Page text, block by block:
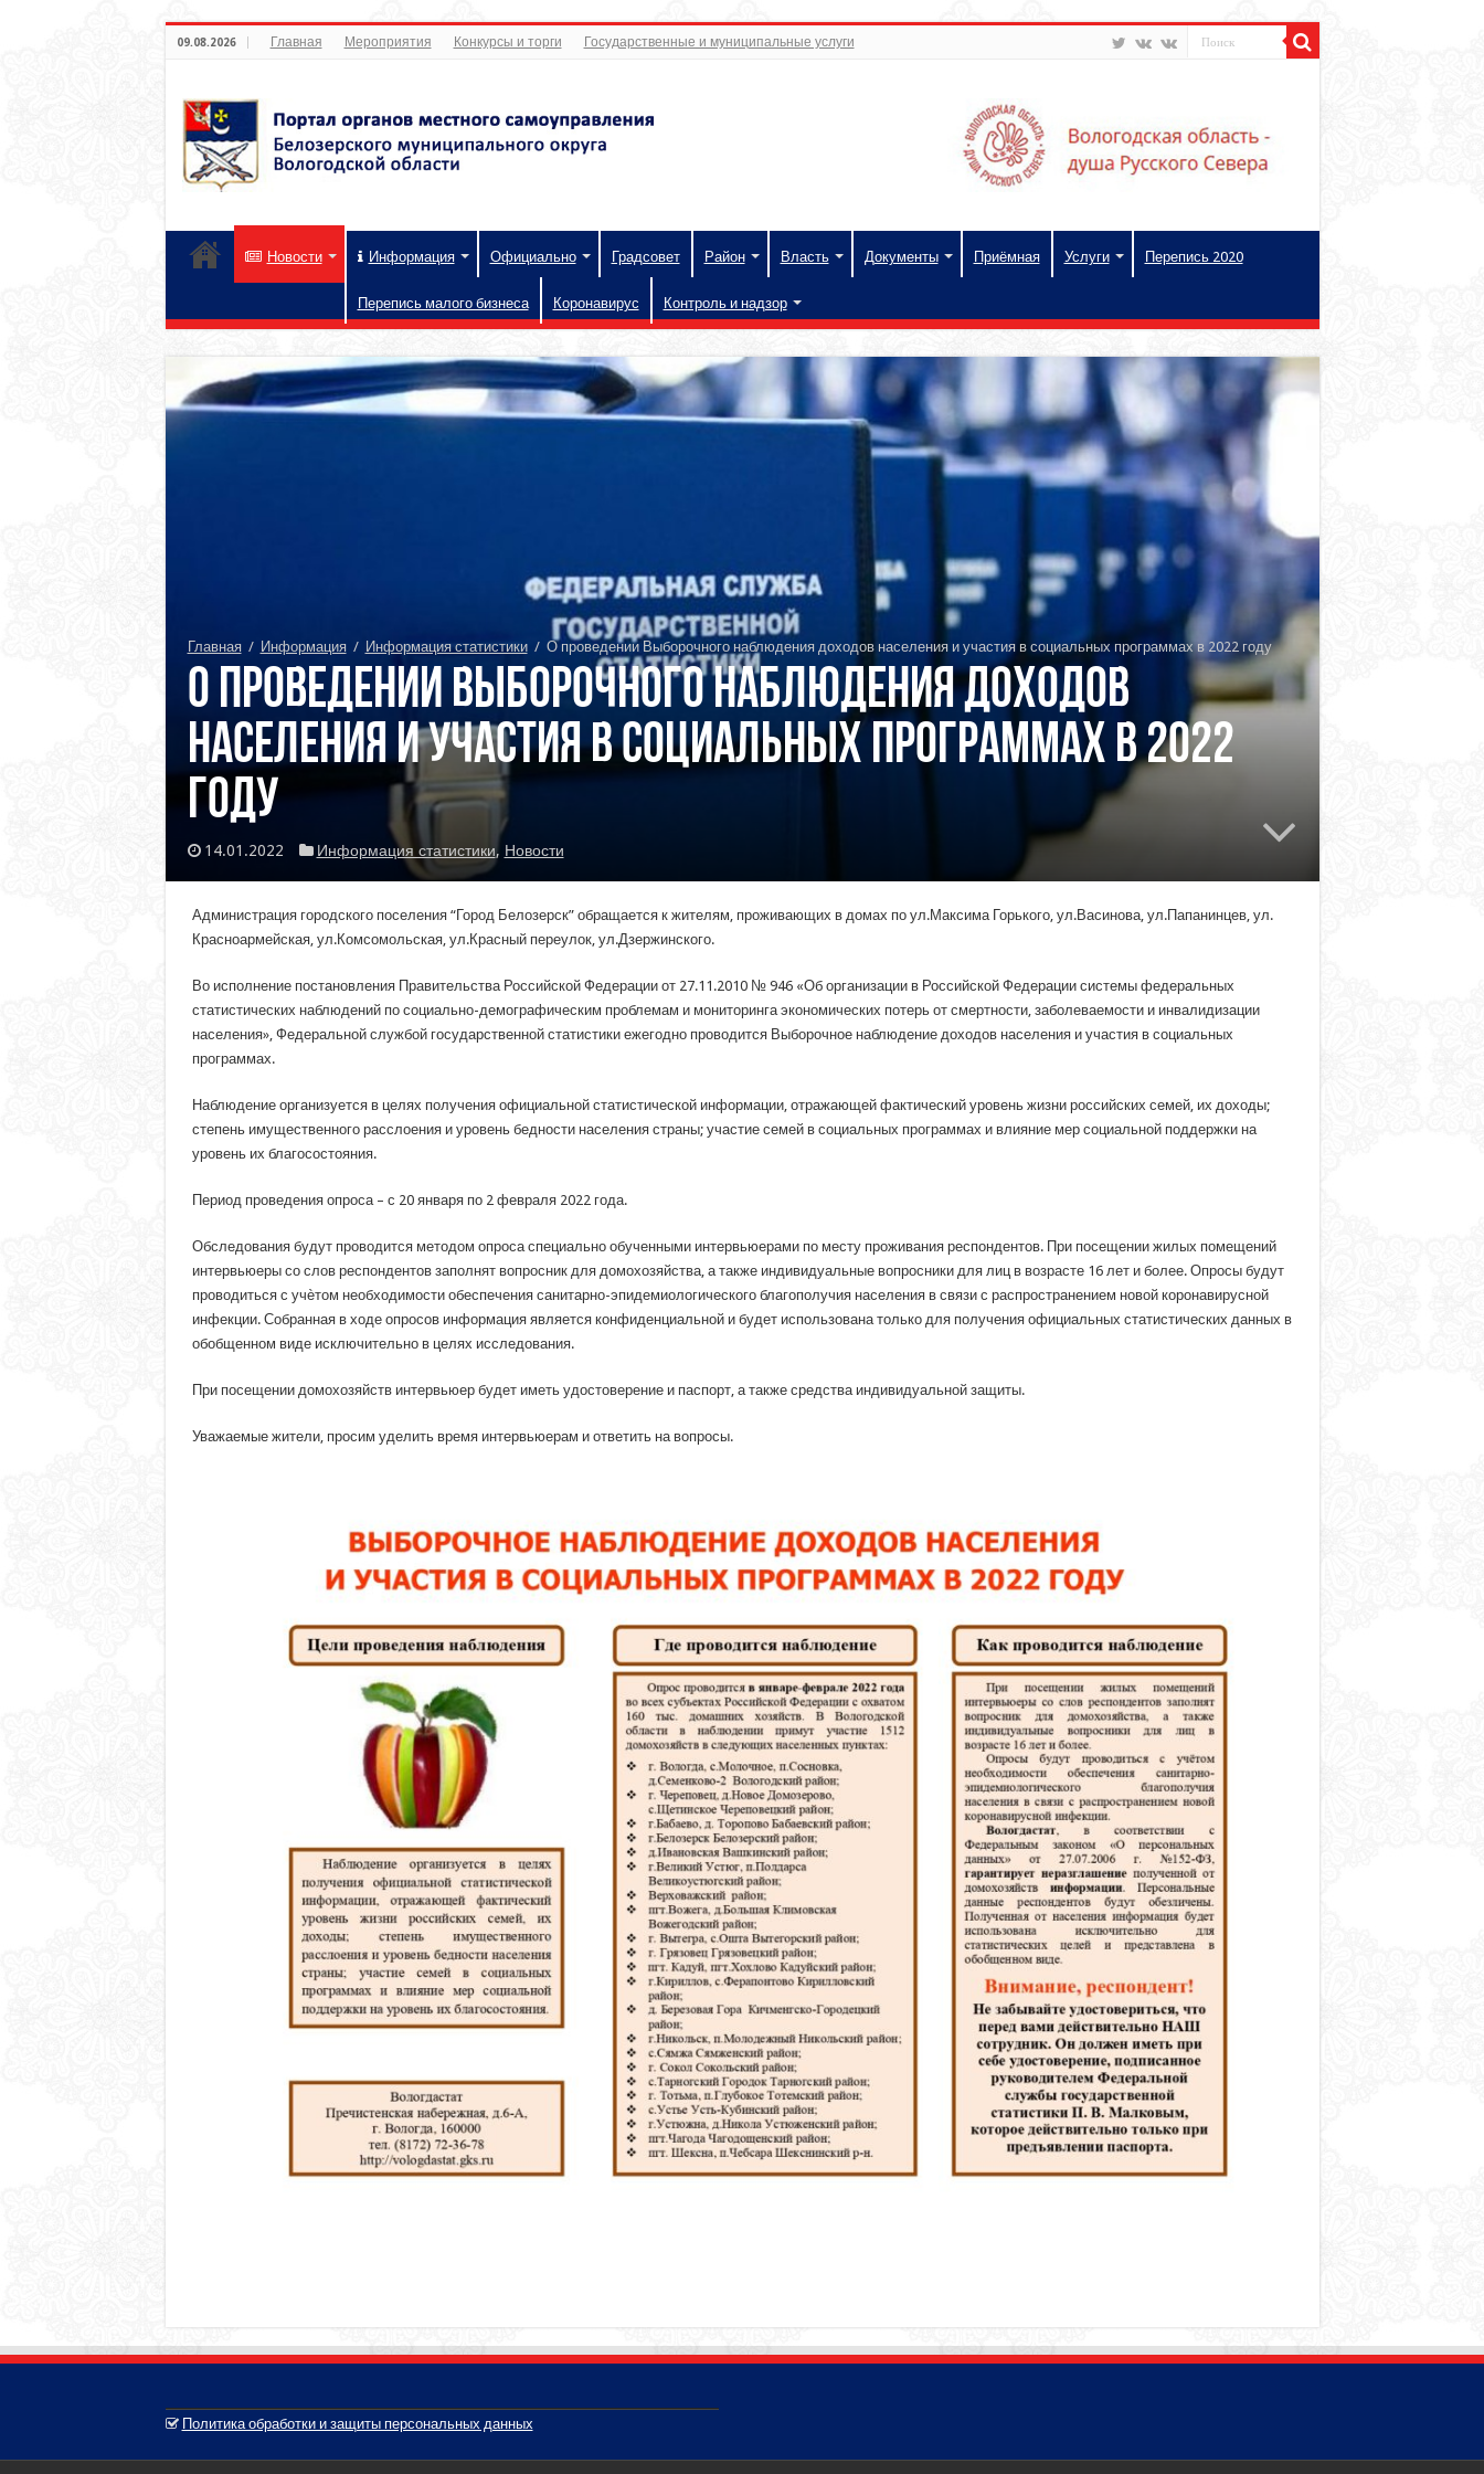
09.08.2026 Главная Мероприятия Конкурсы и торги Государственные и муниципальные услуги
Новости Информация Официально Градсовет Район Власть Документы Приёмная Услуги Перепись 2020
Перепись малого бизнеса Коронавирус Контроль и надзор
Главная / Информация / Информация статистики / О проведении Выборочного наблюдения доходов населения и участия в социальных программах в 2022 году
О проведении Выборочного наблюдения доходов
населения и участия в социальных программах в 2022
году
14.01.2022 Информация статистики, Новости
Администрация городского поселения “Город Белозерск” обращается к жителям, проживающих в домах по ул.Максима Горького, ул.Васинова, ул.Папанинцев, ул.
Красноармейская, ул.Комсомольская, ул.Красный переулок, ул.Дзержинского.
Во исполнение постановления Правительства Российской Федерации от 27.11.2010 № 946 «Об организации в Российской Федерации системы федеральных
статистических наблюдений по социально-демографическим проблемам и мониторинга экономических потерь от смертности, заболеваемости и инвалидизации
населения», Федеральной службой государственной статистики ежегодно проводится Выборочное наблюдение доходов населения и участия в социальных
программах.
Наблюдение организуется в целях получения официальной статистической информации, отражающей фактический уровень жизни российских семей, их доходы;
степень имущественного расслоения и уровень бедности населения страны; участие семей в социальных программах и влияние мер социальной поддержки на
уровень их благосостояния.
Период проведения опроса – с 20 января по 2 февраля 2022 года.
Обследования будут проводится методом опроса специально обученными интервьюерами по месту проживания респондентов. При посещении жилых помещений
интервьюеры со слов респондентов заполнят вопросник для домохозяйства, а также индивидуальные вопросники для лиц в возрасте 16 лет и более. Опросы будут
проводиться с учѐтом необходимости обеспечения санитарно-эпидемиологического благополучия населения в связи с распространением новой коронавирусной
инфекции. Собранная в ходе опросов информация является конфиденциальной и будет использована только для получения официальных статистических данных в
обобщенном виде исключительно в целях исследования.
При посещении домохозяйств интервьюер будет иметь удостоверение и паспорт, а также средства индивидуальной защиты.
Уважаемые жители, просим уделить время интервьюерам и ответить на вопросы.
Политика обработки и защиты персональных данных